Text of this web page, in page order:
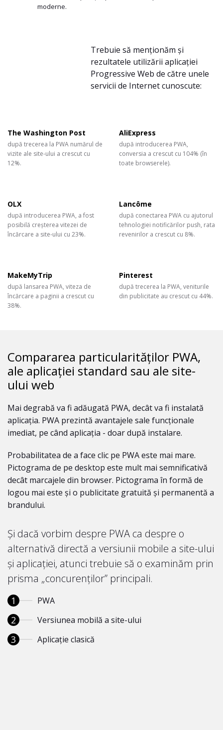
moderne.
Trebuie să menționăm și
rezultatele utilizării aplicației
Progressive Web de către unele
servicii de Internet cunoscute:
The Washington Post
după trecerea la PWA numărul de
vizite ale site-ului a crescut cu
12%.
AliExpress
după introducerea PWA,
conversia a crescut cu 104% (în
toate browserele).
OLX
după introducerea PWA, a fost
posibilă creșterea vitezei de
încărcare a site-ului cu 23%.
Lancôme
după conectarea PWA cu ajutorul
tehnologiei notificărilor push, rata
revenirilor a crescut cu 8%.
MakeMyTrip
după lansarea PWA, viteza de
încărcare a paginii a crescut cu
38%.
Pinterest
după trecerea la PWA, veniturile
din publicitate au crescut cu 44%.
Compararea particularităților PWA,
ale aplicației standard sau ale site-
ului web
Mai degrabă va fi adăugată PWA, decât va fi instalată
aplicația. PWA prezintă avantajele sale funcționale
imediat, pe când aplicația - doar după instalare.
Probabilitatea de a face clic pe PWA este mai mare.
Pictograma de pe desktop este mult mai semnificativă
decât marcajele din browser. Pictograma în formă de
logou mai este și o publicitate gratuită și permanentă a
brandului.
Și dacă vorbim despre PWA ca despre o
alternativă directă a versiunii mobile a site-ului
și aplicației, atunci trebuie să o examinăm prin
prisma „concurenților” principali.
PWA
Versiunea mobilă a site-ului
Aplicație clasică